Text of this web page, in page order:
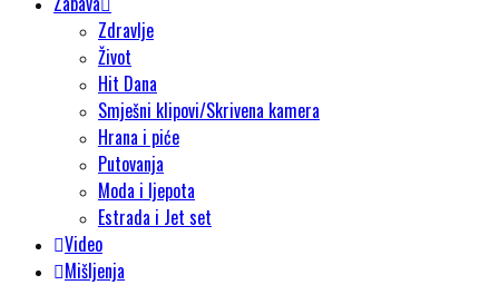
Zdravlje
Život
Hit Dana
Smješni klipovi/Skrivena kamera
Hrana i piće
Putovanja
Moda i ljepota
Estrada i Jet set
Video
Mišljenja